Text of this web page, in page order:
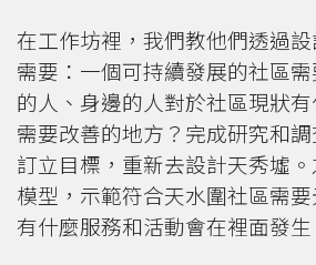
在工作坊裡，我們教他們透過
需要：一個可持續發展的社區
的人、身邊的人對於社區現狀
需要改善的地方？完成研究和
訂立目標，重新去設計天秀墟
模型，示範符合天水圍社區需
有什麼服務和活動會在裡面發生